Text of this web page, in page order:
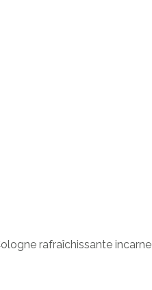
rafraîchissante incarne